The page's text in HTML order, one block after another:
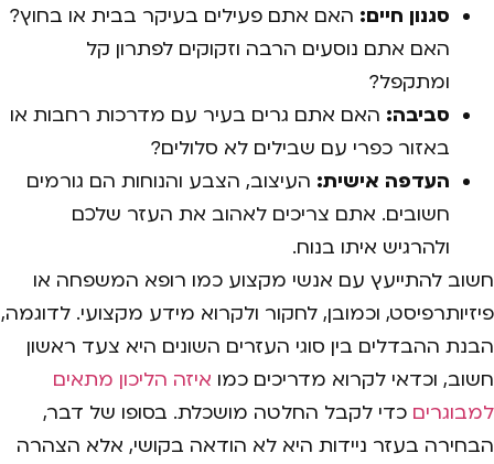
סגנון חיים: האם אתם פעילים בעיקר בבית או בחוץ?
האם אתם נוסעים הרבה וזקוקים לפתרון קל
ומתקפל?
סביבה: האם אתם גרים בעיר עם מדרכות רחבות או
באזור כפרי עם שבילים לא סלולים?
העדפה אישית: העיצוב, הצבע והנוחות הם גורמים
חשובים. אתם צריכים לאהוב את העזר שלכם
ולהרגיש איתו בנוח.
חשוב להתייעץ עם אנשי מקצוע כמו רופא המשפחה או
פיזיותרפיסט, וכמובן, לחקור ולקרוא מידע מקצועי. לדוגמה,
הבנת ההבדלים בין סוגי העזרים השונים היא צעד ראשון
חשוב, וכדאי לקרוא מדריכים כמו איזה הליכון מתאים
למבוגרים כדי לקבל החלטה מושכלת. בסופו של דבר,
הבחירה בעזר ניידות היא לא הודאה בקושי, אלא הצהרה